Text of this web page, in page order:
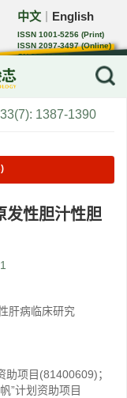
中文 English
ISSN 1001-5256 (Print)
ISSN 2097-3497 (Online)
CN 22-1108/R
33(7): 1387-1390
发性胆汁性胆
肝病临床研究
项目(81400609)；
”计划资助项目